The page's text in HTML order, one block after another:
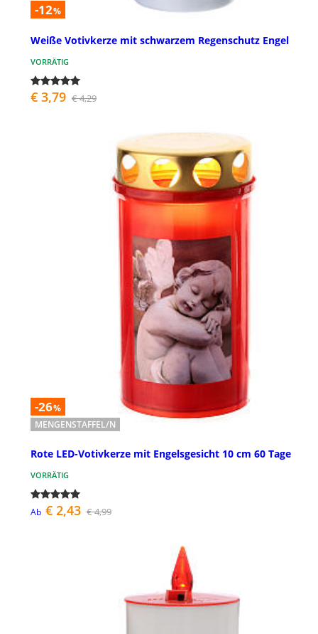
-12%
Weiße Votivkerze mit schwarzem Regenschutz Engel
VORRÄTIG
€ 3,79 € 4,29
-26%
MENGENSTAFFEL/N
Rote LED-Votivkerze mit Engelsgesicht 10 cm 60 Tage
VORRÄTIG
Ab € 2,43 € 4,99